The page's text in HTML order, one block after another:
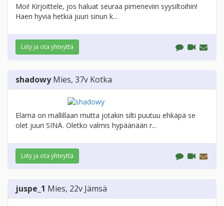
Moi! Kirjoittele, jos haluat seuraa pimeneviin syysiltoihin!
Haen hyviä hetkiä juuri sinun k...
Liity ja ota yhteyttä
shadowy Mies, 37v Kotka
Elämä on mallillaan mutta jotakin silti puutuu ehkäpä se
olet juuri SINÄ. Oletko valmis hypäänään r...
Liity ja ota yhteyttä
juspe_1 Mies, 22v Jämsä